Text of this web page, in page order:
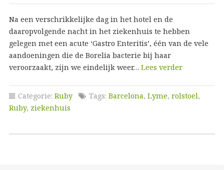
Na een verschrikkelijke dag in het hotel en de
daaropvolgende nacht in het ziekenhuis te hebben
gelegen met een acute ‘Gastro Enteritis’, één van de vele
aandoeningen die de Borelia bacterie bij haar
veroorzaakt, zijn we eindelijk weer… Lees verder
Categorie: Ruby Tags: Barcelona, Lyme, rolstoel,
Ruby, ziekenhuis